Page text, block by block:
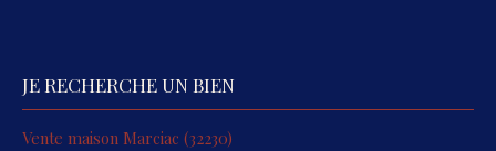
JE RECHERCHE UN BIEN
Vente maison Marciac (32230)